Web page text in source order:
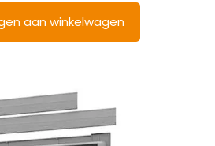
aan winkelwagen